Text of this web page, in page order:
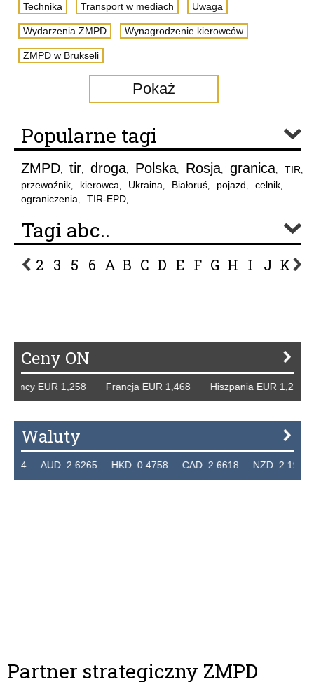
Technika Transport w mediach Uwaga
Wydarzenia ZMPD Wynagrodzenie kierowców
ZMPD w Brukseli
Pokaż
Popularne tagi
ZMPD, tir, droga, Polska, Rosja, granica, TIR,
przewoźnik, kierowca, Ukraina, Białoruś, pojazd, celnik,
ograniczenia, TIR-EPD,
Tagi abc..
2 3 5 6 A B C D E F G H I J K L
Ceny ON
EUR 1,258 Francja EUR 1,468 Hiszpania EUR 1,229
Waluty
AUD 2.6265 HKD 0.4758 CAD 2.6618 NZD 2.1914
Partner strategiczny ZMPD